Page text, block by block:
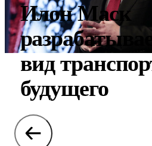
Илон Маск
вид
будущего